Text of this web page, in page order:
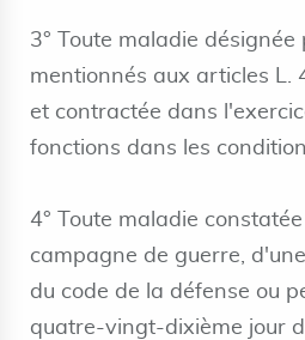
3° Toute maladie
mentionnés aux articles L.
et contractée dans
fonctions dans les
4° Toute maladie
campagne de guerre,
du code de la défense ou
quatre-vingt-dixième jour